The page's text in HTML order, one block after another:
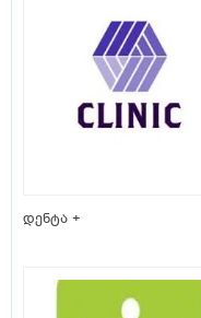
დენტა +